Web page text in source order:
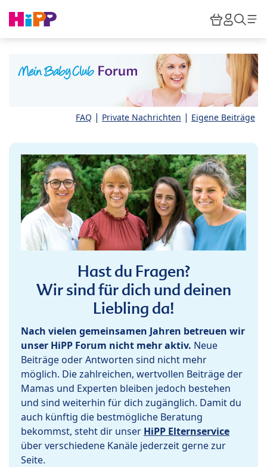
HiPP
FAQ | Private Nachrichten | Eigene Beiträge
Hast du Fragen?
Wir sind für dich und deinen
Liebling da!
Nach vielen gemeinsamen Jahren betreuen wir
unser HiPP Forum nicht mehr aktiv. Neue
Beiträge oder Antworten sind nicht mehr
möglich. Die zahlreichen, wertvollen Beiträge der
Mamas und Experten bleiben jedoch bestehen
und sind weiterhin für dich zugänglich. Damit du
auch künftig die bestmögliche Beratung
bekommst, steht dir unser HiPP Elternservice
über verschiedene Kanäle jederzeit gerne zur
Seite.